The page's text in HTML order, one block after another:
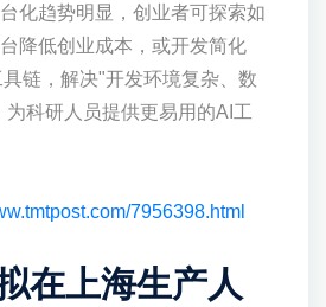
化趋势明显，创业者可探索如
降低创业成本，或开发简化
链，解决"开发环境复杂、数
科研人员提供更易用的AI工
7956398.html
在上海生产人